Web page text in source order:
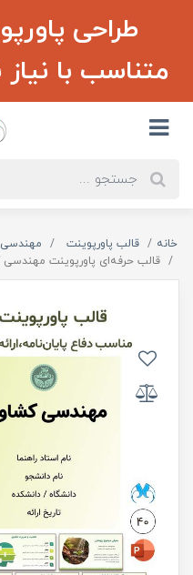
طراحی
متناسب با
خانه قالب پاورپوینت
مهندسی
قالب حرفه‌ای پاورپوینت مهندسی